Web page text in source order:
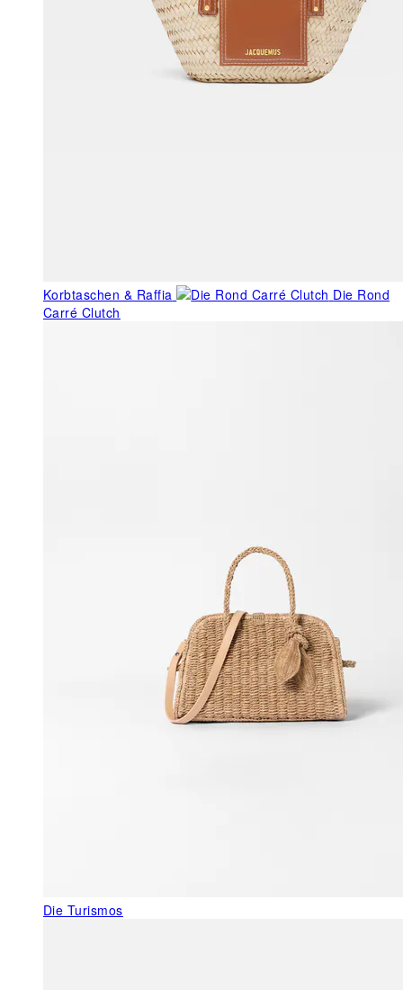
Korbtaschen & Raffia
Die Rond
Carré Clutch
Die Turismos